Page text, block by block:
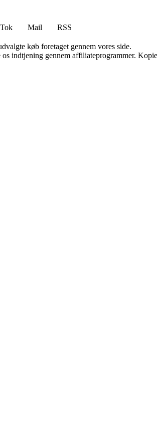
Mail
RSS
køb foretaget gennem vores side.
indtjening gennem affiliateprogrammer.